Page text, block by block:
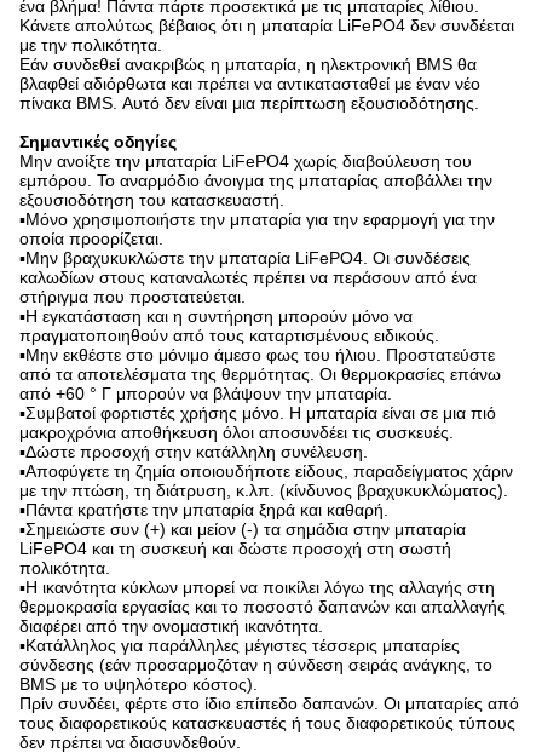
ένα βλήμα! Πάντα πάρτε προσεκτικά με τις μπαταρίες λίθιου.
Κάνετε απολύτως βέβαιος ότι η μπαταρία LiFePO4 δεν συνδέεται
με την πολικότητα.
Εάν συνδεθεί ανακριβώς η μπαταρία, η ηλεκτρονική BMS θα
βλαφθεί αδιόρθωτα και πρέπει να αντικατασταθεί με έναν νέο
πίνακα BMS. Αυτό δεν είναι μια περίπτωση εξουσιοδότησης.
Σημαντικές οδηγίες
Μην ανοίξτε την μπαταρία LiFePO4 χωρίς διαβούλευση του
εμπόρου. Το αναρμόδιο άνοιγμα της μπαταρίας αποβάλλει την
εξουσιοδότηση του κατασκευαστή.
▪Μόνο χρησιμοποιήστε την μπαταρία για την εφαρμογή για την
οποία προορίζεται.
▪Μην βραχυκυκλώστε την μπαταρία LiFePO4. Οι συνδέσεις
καλωδίων στους καταναλωτές πρέπει να περάσουν από ένα
στήριγμα που προστατεύεται.
▪Η εγκατάσταση και η συντήρηση μπορούν μόνο να
πραγματοποιηθούν από τους καταρτισμένους ειδικούς.
▪Μην εκθέστε στο μόνιμο άμεσο φως του ήλιου. Προστατεύστε
από τα αποτελέσματα της θερμότητας. Οι θερμοκρασίες επάνω
από +60 ° Γ μπορούν να βλάψουν την μπαταρία.
▪Συμβατοί φορτιστές χρήσης μόνο. Η μπαταρία είναι σε μια πιό
μακροχρόνια αποθήκευση όλοι αποσυνδέει τις συσκευές.
▪Δώστε προσοχή στην κατάλληλη συνέλευση.
▪Αποφύγετε τη ζημία οποιουδήποτε είδους, παραδείγματος χάριν
με την πτώση, τη διάτρυση, κ.λπ. (κίνδυνος βραχυκυκλώματος).
▪Πάντα κρατήστε την μπαταρία ξηρά και καθαρή.
▪Σημειώστε συν (+) και μείον (-) τα σημάδια στην μπαταρία
LiFePO4 και τη συσκευή και δώστε προσοχή στη σωστή
πολικότητα.
▪Η ικανότητα κύκλων μπορεί να ποικίλει λόγω της αλλαγής στη
θερμοκρασία εργασίας και το ποσοστό δαπανών και απαλλαγής
διαφέρει από την ονομαστική ικανότητα.
▪Κατάλληλος για παράλληλες μέγιστες τέσσερις μπαταρίες
σύνδεσης (εάν προσαρμοζόταν η σύνδεση σειράς ανάγκης, το
BMS με το υψηλότερο κόστος).
Πρίν συνδέει, φέρτε στο ίδιο επίπεδο δαπανών. Οι μπαταρίες από
τους διαφορετικούς κατασκευαστές ή τους διαφορετικούς τύπους
δεν πρέπει να διασυνδεθούν.